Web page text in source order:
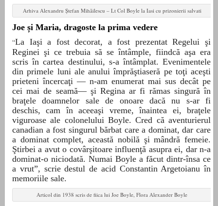
Arhiva Alexandru Ștefan Mihăilescu – Lt Col Boyle la Iasi cu prizonierii salvati
Joe și Maria, dragoste la prima vedere
“La Iaşi a fost decorat, a fost prezentat Regelui şi
Reginei şi ce trebuia să se întâmple, fiindcă aşa era
scris în cartea destinului, s-a întâmplat. Evenimentele
din primele luni ale anului împrăştiaseră pe toţi aceşti
prieteni încercaţi — n-am enumerat mai sus decât pe
cei mai de seamă— şi Regina ar fi rămas singură în
braţele doamnelor sale de onoare dacă nu s-ar fi
deschis, cam în aceeaşi vreme, înaintea ei, braţele
viguroase ale colonelului Boyle. Cred că aventurierul
canadian a fost singurul bărbat care a dominat, dar care
a dominat complet, această nobilă şi mândră femeie.
Ştirbei a avut o covârşitoare influenţă asupra ei, dar n-a
dominat-o niciodată. Numai Boyle a făcut dintr-însa ce
a vrut”, scriedestul de acid Constantin Argetoianuîn
memoriile sale.
Articol din 1938 scris de fiica lui Joe Boyle, Flora Alexander Boyle